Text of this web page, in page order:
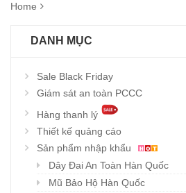
Home
DANH MỤC
Sale Black Friday
Giám sát an toàn PCCC
Hàng thanh lý
Thiết kế quảng cáo
Sản phẩm nhập khẩu
Dây Đai An Toàn Hàn Quốc
Mũ Bảo Hộ Hàn Quốc